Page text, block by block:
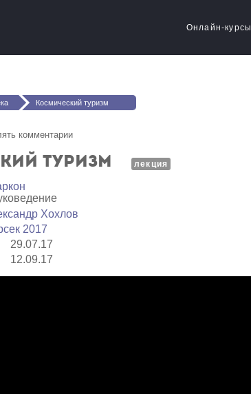
Онлайн-курсы
Космический туризм
комментарии
туризм лекция
Хохлов
2017
29.07.17
12.09.17